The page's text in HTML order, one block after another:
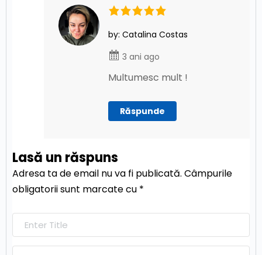
by: Catalina Costas
3 ani ago
Multumesc mult !
Răspunde
Lasă un răspuns
Adresa ta de email nu va fi publicată. Câmpurile
obligatorii sunt marcate cu *